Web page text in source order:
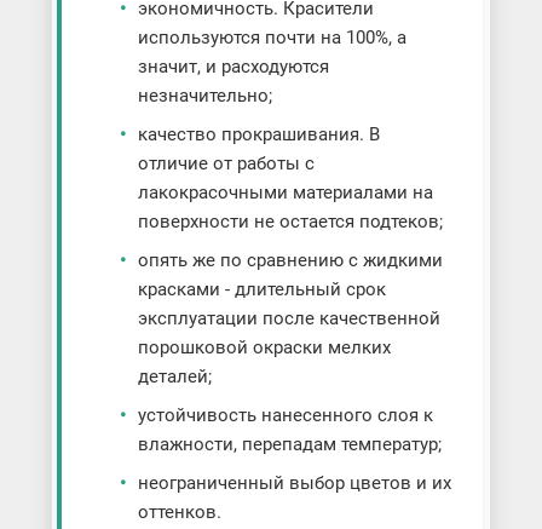
экономичность. Красители
используются почти на 100%, а
значит, и расходуются
незначительно;
качество прокрашивания. В
отличие от работы с
лакокрасочными материалами на
поверхности не остается подтеков;
опять же по сравнению с жидкими
красками - длительный срок
эксплуатации после качественной
порошковой окраски мелких
деталей;
устойчивость нанесенного слоя к
влажности, перепадам температур;
неограниченный выбор цветов и их
оттенков.